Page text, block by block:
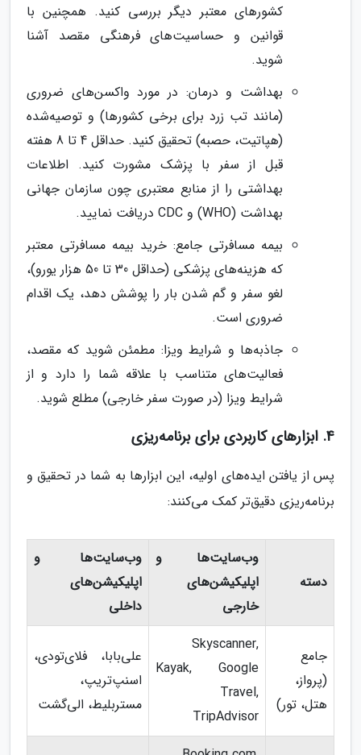
کشورهای معتبر دیگر بررسی کنید. همچنین با
قوانین و حساسیت‌های فرهنگی مقصد آشنا
شوید.
بهداشت و درمان: در مورد واکسن‌های ضروری
(مانند تب زرد برای برخی کشورها) و توصیه‌شده
(هپاتیت، حصبه) تحقیق کنید. حداقل 4 تا 8 هفته
قبل از سفر با پزشک مشورت کنید. اطلاعات
بهداشتی را از منابع معتبری چون سازمان جهانی
بهداشت (WHO) و CDC دریافت نمایید.
بیمه مسافرتی جامع: خرید بیمه مسافرتی معتبر
که هزینه‌های پزشکی (حداقل 30 تا 50 هزار یورو)،
لغو سفر و گم شدن بار را پوشش دهد، یک اقدام
ضروری است.
جاذبه‌ها و شرایط ویزا: مطمئن شوید که مقصد،
فعالیت‌های متناسب با علاقه شما را دارد و از
شرایط ویزا (در صورت سفر خارجی) مطلع شوید.
4. ابزارهای کاربردی برای برنامه‌ریزی
پس از یافتن ایده‌های اولیه، این ابزارها به شما در تحقیق و
برنامه‌ریزی دقیق‌تر کمک می‌کنند:
دسته
وب‌سایت‌ها و
اپلیکیشن‌های
خارجی
وب‌سایت‌ها و
اپلیکیشن‌های
داخلی
جامع
(پرواز،
هتل، تور)
Skyscanner,
Kayak, Google
Travel,
TripAdvisor
علی‌بابا، فلای‌تودی،
اسنپ‌تریپ،
مستربلیط، الی‌گشت